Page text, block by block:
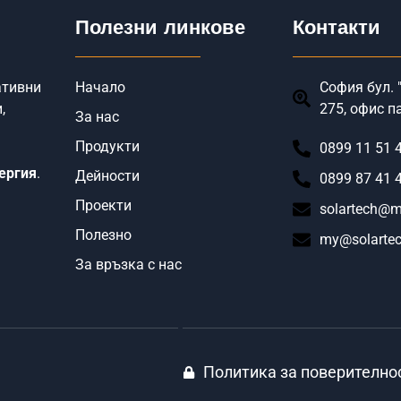
.
Полезни линкове
Начало
За нас
Продукти
Дейности
Проекти
Полезно
За връзка с нас
Контакти
София бул.
275, офис
0899 11 51
0899 87 41
Политика за